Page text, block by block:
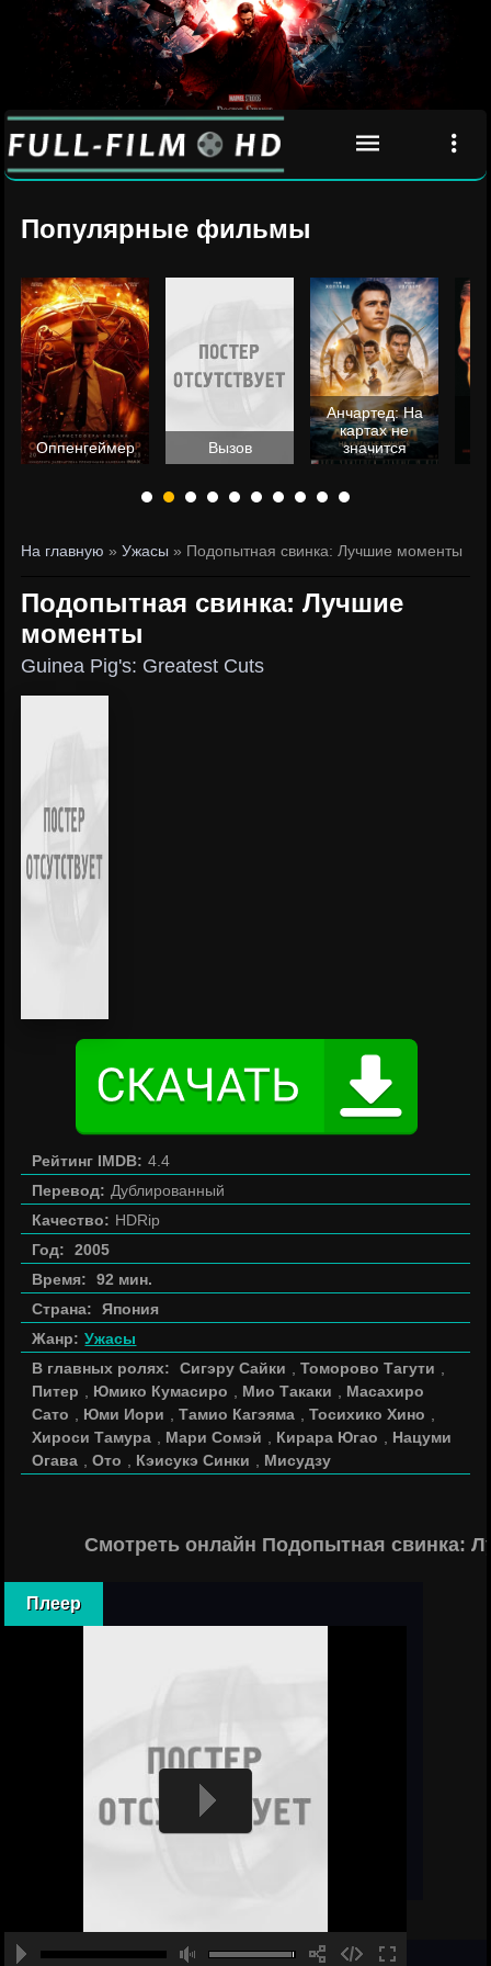
Популярные фильмы
Оппенгеймер Вызов
Анчартед: На
картах не
значится
На главную »Ужасы » Подопытная свинка: Лучшие моменты
Подопытная свинка: Лучшие
моменты
Guinea Pig's: Greatest Cuts
Рейтинг IMDB: 4.4
Перевод: Дублированный
Качество: HDRip
Год:
2005
Время:
92 мин.
Страна:
Япония
Жанр: Ужасы
В главных ролях:
Сигэру Сайки ,Томорово Тагути
Питер
Юмико Кумасиро Мио Такаки
Масахиро
Сато
Юми Иори ,Тамио Кагэяма ,Тосихико Хино
Хироси Тамура
Мари Сомэй Кирара Югао
Нацуми
Огава
,Ото Кэисукэ Синки Мисудзу
Смотреть онлайн Подопытная свинка:
Плеер